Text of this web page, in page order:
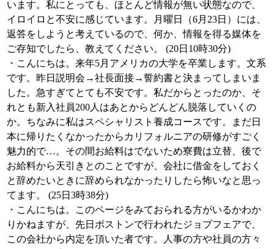
います。私にとっても、ほとんど情報が無い状態なので、
イロイロと不安に感じています。月曜日（6月23日）には、
返答をしようと考えているので、何か、情報を得る媒体を
ご存知でしたら、教えてください。 (20日10時30分)
・こんにちは。来年5月アメリカの大学を卒業します。文系
です。昨日説明会→社長面接→誓約書と決まってしまいま
した。急すぎてとても不安です。私だからとったのか、そ
れとも新入社員200人はあとからどんどん脱落していくの
か。ちなみに私はスペシャリスト養成コースです。まだ日
本に帰りたくなかったからカリフォルニアの研修がすごく
魅力的で…。その間お給料はでないため寮費は立替、後で
お給料から天引きとのことですが、会社に借金をしておく
と辞めたいときに辞められなかったりしたら怖いなと思っ
てます。 (25日3時38分)
・こんにちは。このページをみておられる方がいるかわか
りかねますが、先日ボストンで行われたジョブフェアで、
この会社から内定を頂いた者です。人事の方や社員の方々